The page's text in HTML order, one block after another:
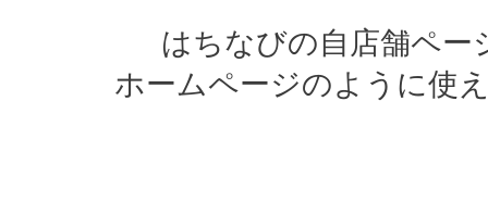
はちなびの自店舗ペー
ホームページのように使